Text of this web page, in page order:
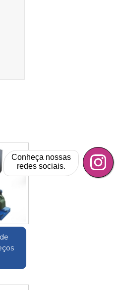
Conheça nossas
redes sociais.